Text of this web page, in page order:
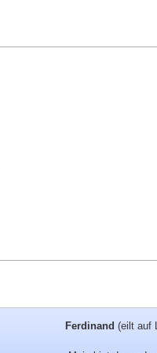
Ferdinand (eilt auf